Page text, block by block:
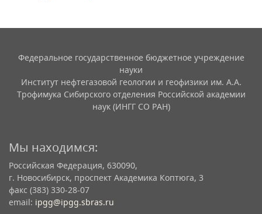
Федеральное государственное бюджетное учреждение
науки
Институт нефтегазовой геологии и геофизики им. А.А.
Трофимука Сибирского отделения Российской академии
наук (ИНГГ СО РАН)
Мы находимся:
Российская Федерация, 630090,
г. Новосибирск, проспект Академика Коптюга, 3
факс (383) 330-28-07
email: ipgg@ipgg.sbras.ru